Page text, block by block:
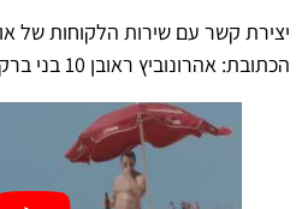
יצירת קשר עם שירות הלקוחות של
הכתובת: אהרונוביץ ראובן 10 בני ברק 5137705